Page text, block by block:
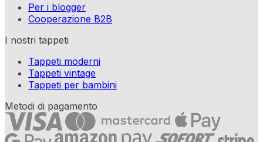
Per i blogger
Cooperazione B2B
I nostri tappeti
Tappeti moderni
Tappeti vintage
Tappeti per bambini
Metodi di pagamento